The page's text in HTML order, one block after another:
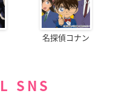
名探偵コナン
SNS